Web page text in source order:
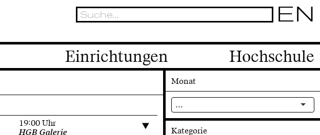
EN
Einrichtungen
Hochschule
19:00 Uhr
HGB Galerie
Monat
...
Kategorie